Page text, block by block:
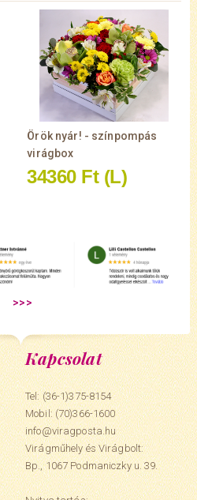
Örök nyár! - színpompás
virágbox
34360 Ft (L)
Kapcsolat
Tel: (36-1)375-8154
Mobil:(70)366-1600
info@viragposta.hu
Virágműhely és Virágbolt:
Bp., 1067 Podmaniczky u. 39.